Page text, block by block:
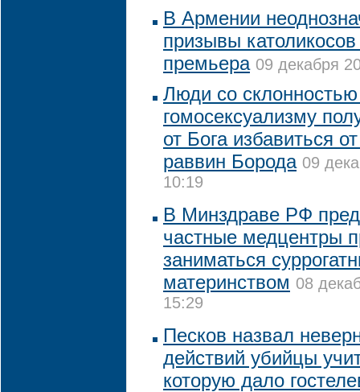
В Армении
призывы католикосов
премьера 09 декабря
Люди со склонностью
гомосексуализму
от Бога избавиться
раввин Борода 09
10:19
В Минздраве РФ
частные медцентры
заниматься
материнством 08
15:29
Песков назвал
действий убийцы
которую дало